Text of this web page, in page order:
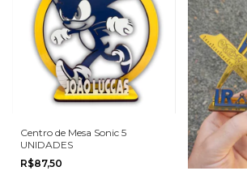
Centro de Mesa Sonic 5
UNIDADES
R$87,50